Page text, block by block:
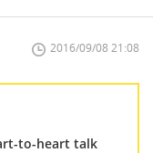
2016/09/08 21:08
to-heart talk